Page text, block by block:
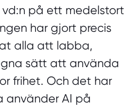
på ett medelstort
har gjort precis
alla att labba,
sätt att använda
frihet. Och det har
använder AI på